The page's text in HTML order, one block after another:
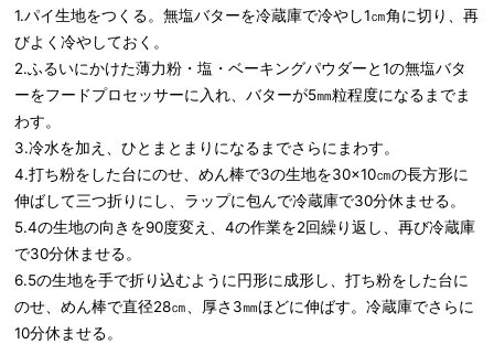
1.パイ生地をつくる。無塩バターを冷蔵庫で冷やし1㎝角に切り、再
びよく冷やしておく。
2.ふるいにかけた薄力粉・塩・ベーキングパウダーと1の無塩バタ
ーをフードプロセッサーに入れ、バターが5㎜粒程度になるまでま
わす。
3.冷水を加え、ひとまとまりになるまでさらにまわす。
4.打ち粉をした台にのせ、めん棒で3の生地を30×10㎝の長方形に
伸ばして三つ折りにし、ラップに包んで冷蔵庫で30分休ませる。
5.4の生地の向きを90度変え、4の作業を2回繰り返し、再び冷蔵庫
で30分休ませる。
6.5の生地を手で折り込むように円形に成形し、打ち粉をした台に
のせ、めん棒で直径28㎝、厚さ3㎜ほどに伸ばす。冷蔵庫でさらに
10分休ませる。